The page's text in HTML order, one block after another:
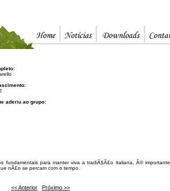
aderiu ao grupo:
fundamentais para manter viva a tradiÃ§Ã£o italiana, Ã© importante
nÃ£o se percam com o tempo.
<< Anterior Próximo >>